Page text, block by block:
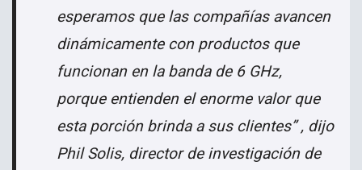
esperamos que las compañías avancen
dinámicamente con productos que
funcionan en la banda de 6 GHz,
porque entienden el enorme valor que
esta porción brinda a sus clientes” , dijo
Phil Solis, director de investigación de